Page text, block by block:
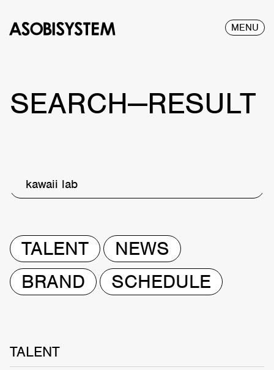
MENU
SEARCH—RESULT
kawaii lab
TALENT
NEWS
BRAND
SCHEDULE
TALENT